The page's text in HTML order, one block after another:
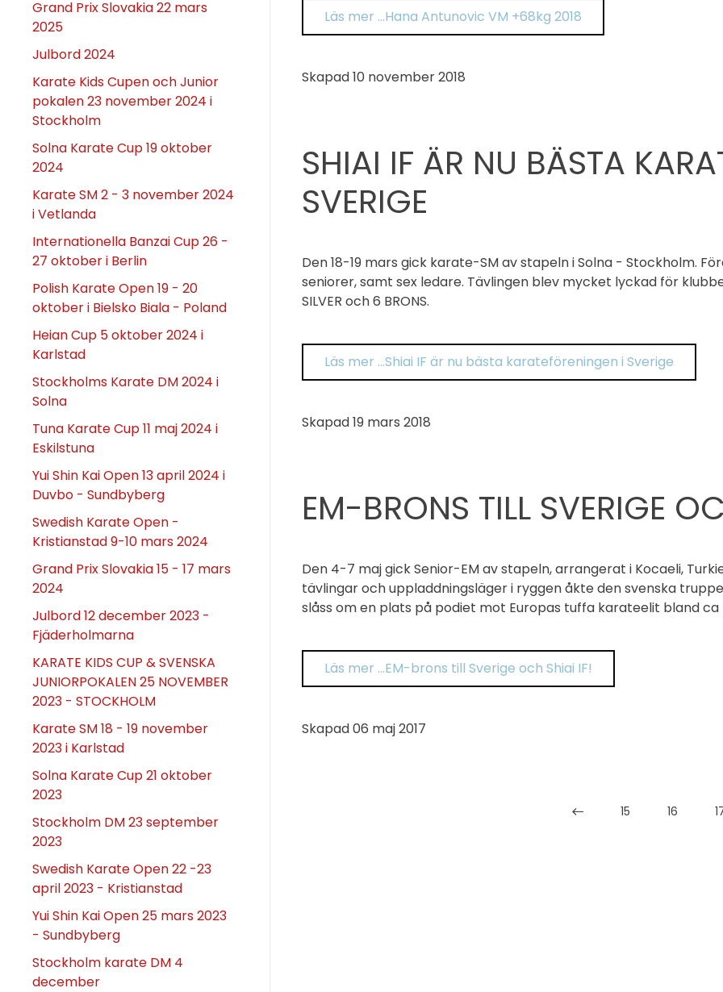
Läs mer …Hana Antunovic VM +68kg 2018
Skapad10 november 2018
SHIAI IF ÄR NU BÄSTA
SVERIGE
Den 18-19 mars gick karate-SM av stapeln i Solna - Stockholm.
seniorer, samt sex ledare. Tävlingen blev mycket lyckad för
SILVER och 6 BRONS.
Läs mer …Shiai IF är nu bästa karateföreningen i Sverige
Skapad19 mars 2018
EM-BRONS TILL SVERIGE
Den 4-7 maj gick Senior-EM av stapeln, arrangerat i Kocaeli,
tävlingar och uppladdningsläger i ryggen åkte den svenska
slåss om en plats på podiet mot Europas tuffa karateelit bland
Läs mer …EM-brons till Sverige och Shiai IF!
Skapad06 maj 2017
15 16
Grand Prix Slovakia 22 mars
2025
Julbord 2024
Karate Kids Cupen och Junior
pokalen 23 november 2024 i
Stockholm
Solna Karate Cup 19 oktober
2024
Karate SM 2 - 3 november 2024
i Vetlanda
Internationella Banzai Cup 26 -
27 oktober i Berlin
Polish Karate Open 19 - 20
oktober i Bielsko Biala - Poland
Heian Cup 5 oktober 2024 i
Karlstad
Stockholms Karate DM 2024 i
Solna
Tuna Karate Cup 11 maj 2024 i
Eskilstuna
Yui Shin Kai Open 13 april 2024 i
Duvbo - Sundbyberg
Swedish Karate Open -
Kristianstad 9-10 mars 2024
Grand Prix Slovakia 15 - 17 mars
2024
Julbord 12 december 2023 -
Fjäderholmarna
KARATE KIDS CUP & SVENSKA
JUNIORPOKALEN 25 NOVEMBER
2023 - STOCKHOLM
Karate SM 18 - 19 november
2023 i Karlstad
Solna Karate Cup 21 oktober
2023
Stockholm DM 23 september
2023
Swedish Karate Open 22 -23
april 2023 - Kristianstad
Yui Shin Kai Open 25 mars 2023
- Sundbyberg
Stockholm karate DM 4
december